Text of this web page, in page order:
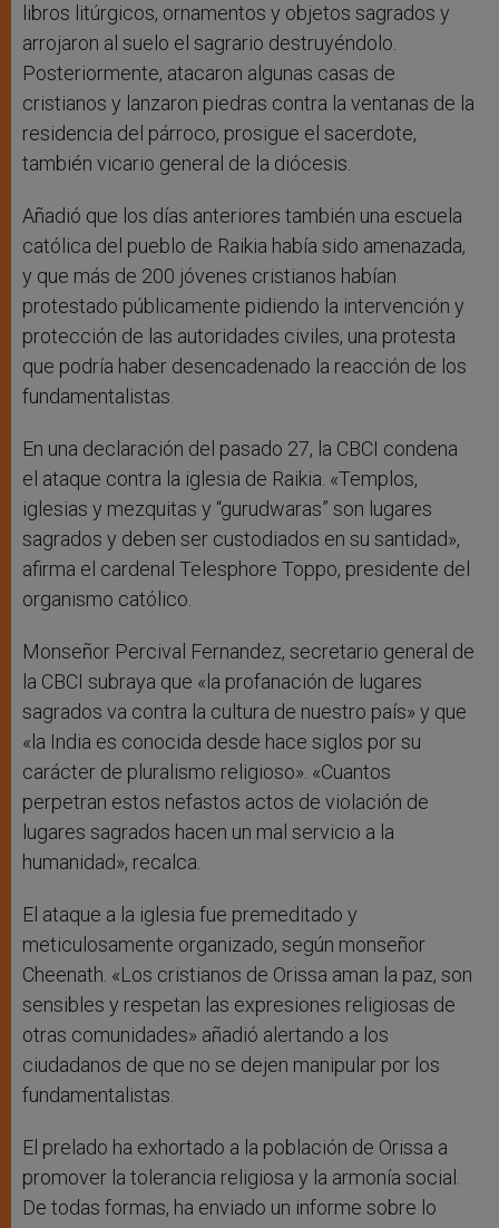
libros litúrgicos, ornamentos y objetos sagrados y
arrojaron al suelo el sagrario destruyéndolo.
Posteriormente, atacaron algunas casas de
cristianos y lanzaron piedras contra la ventanas de la
residencia del párroco, prosigue el sacerdote,
también vicario general de la diócesis.
Añadió que los días anteriores también una escuela
católica del pueblo de Raikia había sido amenazada,
y que más de 200 jóvenes cristianos habían
protestado públicamente pidiendo la intervención y
protección de las autoridades civiles, una protesta
que podría haber desencadenado la reacción de los
fundamentalistas.
En una declaración del pasado 27, la CBCI condena
el ataque contra la iglesia de Raikia. «Templos,
iglesias y mezquitas y “gurudwaras” son lugares
sagrados y deben ser custodiados en su santidad»,
afirma el cardenal Telesphore Toppo, presidente del
organismo católico.
Monseñor Percival Fernandez, secretario general de
la CBCI subraya que «la profanación de lugares
sagrados va contra la cultura de nuestro país» y que
«la India es conocida desde hace siglos por su
carácter de pluralismo religioso». «Cuantos
perpetran estos nefastos actos de violación de
lugares sagrados hacen un mal servicio a la
humanidad», recalca.
El ataque a la iglesia fue premeditado y
meticulosamente organizado, según monseñor
Cheenath. «Los cristianos de Orissa aman la paz, son
sensibles y respetan las expresiones religiosas de
otras comunidades» añadió alertando a los
ciudadanos de que no se dejen manipular por los
fundamentalistas.
El prelado ha exhortado a la población de Orissa a
promover la tolerancia religiosa y la armonía social.
De todas formas, ha enviado un informe sobre lo